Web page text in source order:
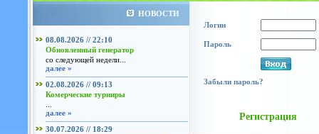
НОВОСТИ
08.08.2026 // 22:10
Обновленный генератор
со следующей недели...
далее »
02.08.2026 // 09:13
Комерческие турниры
далее »
30.07.2026 // 18:29
Логин
Пароль
Забыли пароль?
Регистрация